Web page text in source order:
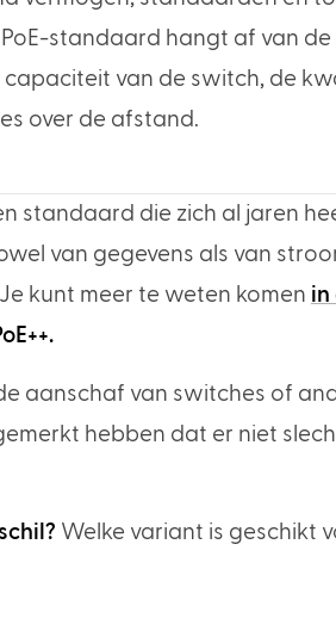
standaard hangt af van
van de switch, de
over de afstand.
standaard die zich al jaren
van gegevens als van
kunt meer te weten komen in
aanschaf van switches of
hebben dat er niet
Welke variant is geschikt